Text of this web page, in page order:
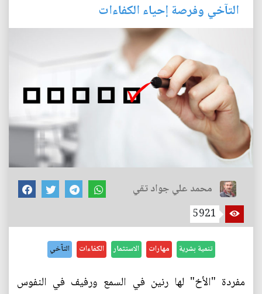
التآخي وفرصة إحياء الكفاءات
محمد علي جواد تقي
5921
تنمية بشرية مهارات الاستثمار الكفاءات التآخي
مفردة "الأخ" لها رنين في السمع ورفيف في النفوس